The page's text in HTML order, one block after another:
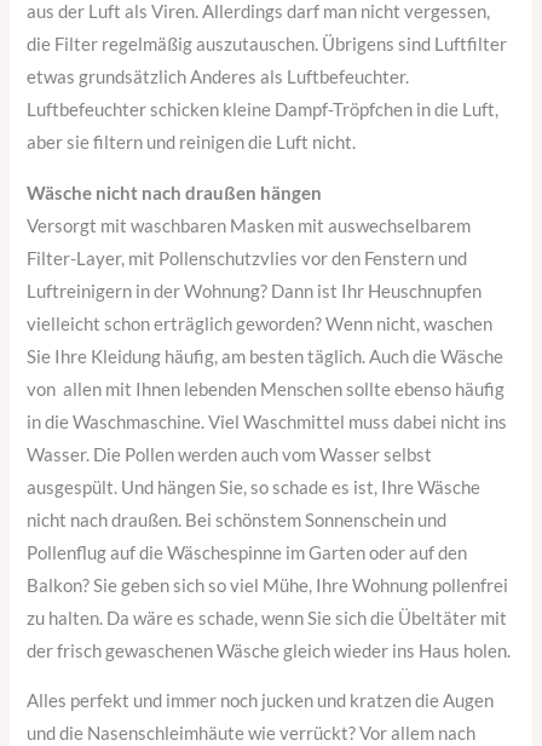
aus der Luft als Viren. Allerdings darf man nicht vergessen,
die Filter regelmäßig auszutauschen. Übrigens sind Luftfilter
etwas grundsätzlich Anderes als Luftbefeuchter.
Luftbefeuchter schicken kleine Dampf-Tröpfchen in die Luft,
aber sie filtern und reinigen die Luft nicht.
Wäsche nicht nach draußen hängen
Versorgt mit waschbaren Masken mit auswechselbarem
Filter-Layer, mit Pollenschutzvlies vor den Fenstern und
Luftreinigern in der Wohnung? Dann ist Ihr Heuschnupfen
vielleicht schon erträglich geworden? Wenn nicht, waschen
Sie Ihre Kleidung häufig, am besten täglich. Auch die Wäsche
von allen mit Ihnen lebenden Menschen sollte ebenso häufig
in die Waschmaschine. Viel Waschmittel muss dabei nicht ins
Wasser. Die Pollen werden auch vom Wasser selbst
ausgespült. Und hängen Sie, so schade es ist, Ihre Wäsche
nicht nach draußen. Bei schönstem Sonnenschein und
Pollenflug auf die Wäschespinne im Garten oder auf den
Balkon? Sie geben sich so viel Mühe, Ihre Wohnung pollenfrei
zu halten. Da wäre es schade, wenn Sie sich die Übeltäter mit
der frisch gewaschenen Wäsche gleich wieder ins Haus holen.
Alles perfekt und immer noch jucken und kratzen die Augen
und die Nasenschleimhäute wie verrückt? Vor allem nach